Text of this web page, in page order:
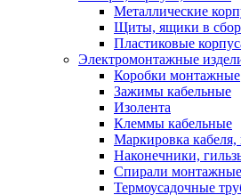
Металлические
Щиты, ящики в
Пластиковые
Электромонтажные
Коробки монтажные
Зажимы кабельные
Изолента
Клеммы кабельные
Маркировка кабеля,
Наконечники,
Спирали
Термоусадочные